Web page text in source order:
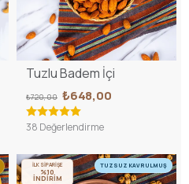
Tuzlu Badem İçi
₺720,00 ₺648,00
38 Değerlendirme
TUZSUZ KAVRULMUŞ
İLK SİPARİŞE
%10
İNDİRİM